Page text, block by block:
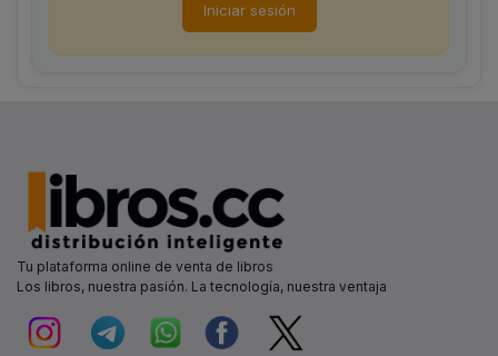
Iniciar sesión
Tu plataforma online de venta de libros
Los libros, nuestra pasión. La tecnología, nuestra ventaja